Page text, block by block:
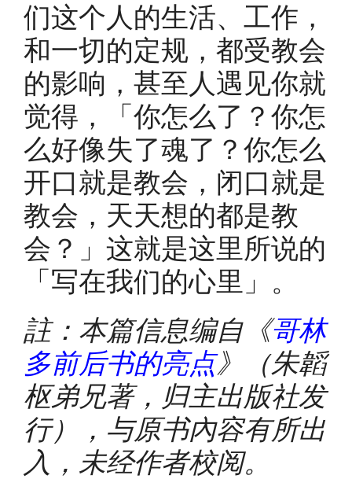
们这个人的生活、工作，
和一切的定规，都受教会
的影响，甚至人遇见你就
觉得，「你怎么了？你怎
么好像失了魂了？你怎么
开口就是教会，闭口就是
教会，天天想的都是教
会？」这就是这里所说的
「写在我们的心里」。
註：本篇信息编自《哥林
多前后书的亮点》（朱韜
枢弟兄著，归主出版社发
行），与原书內容有所出
入，未经作者校阅。